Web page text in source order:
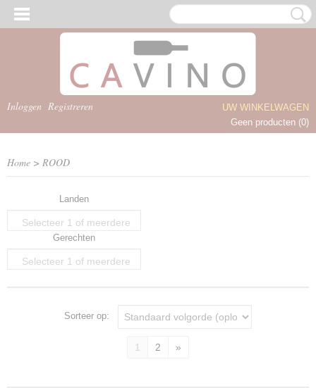
Inloggen Registreren
UW WINKELWAGEN
Geen producten (0)
Home > ROOD
Landen
Selecteer 1 of meerdere
opties
Gerechten
Selecteer 1 of meerdere
Sorteer op:
1 2 »